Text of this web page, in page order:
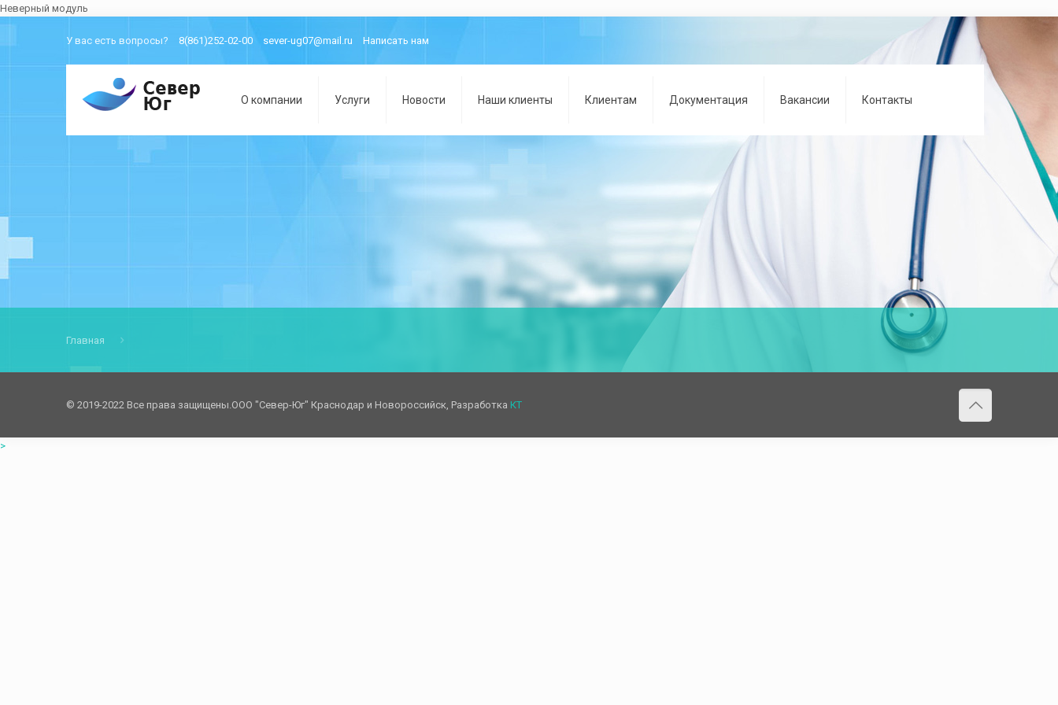
Неверный модуль
У вас есть вопросы? 8(861)252-02-00 sever-ug07@mail.ru Написать нам
О компании Услуги Новости Наши клиенты Клиентам Документация Вакансии Контакты
Главная
© 2019-2022 Все права защищены.OOO "Север-Юг" Краснодар и Новороссийск, Разработка КТ
>